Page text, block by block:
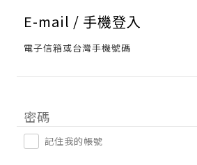
E-mail / 手機登入
電子信箱或台灣手機號碼
密碼
記住我的帳號